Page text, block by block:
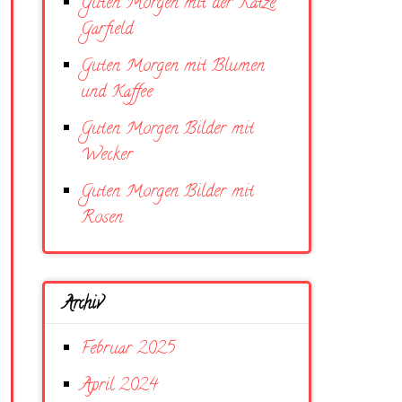
Garfield
Guten Morgen mit Blumen
und Kaffee
Guten Morgen Bilder mit
Wecker
Guten Morgen Bilder mit
Rosen
Archiv
Februar 2025
April 2024